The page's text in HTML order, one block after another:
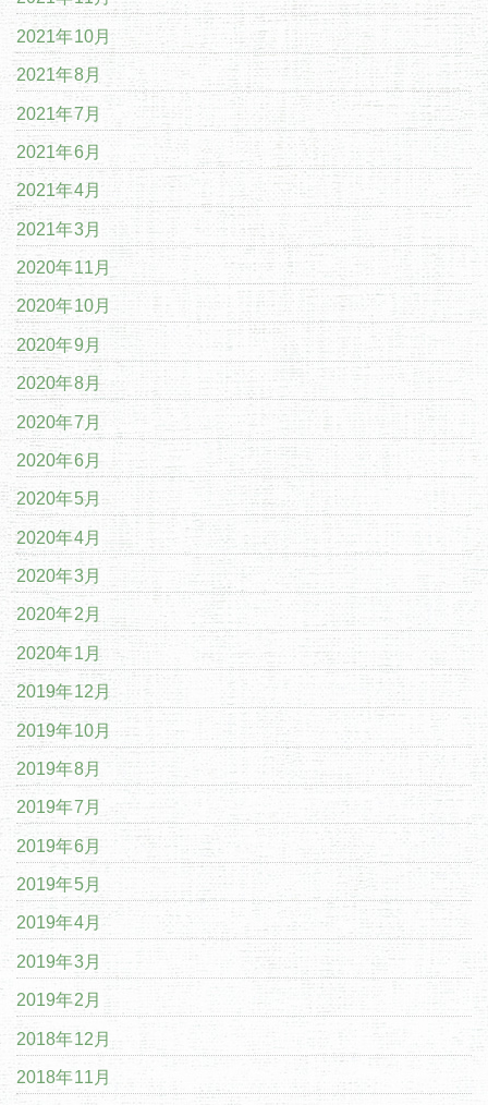
2021年10月
2021年8月
2021年7月
2021年6月
2021年4月
2021年3月
2020年11月
2020年10月
2020年9月
2020年8月
2020年7月
2020年6月
2020年5月
2020年4月
2020年3月
2020年2月
2020年1月
2019年12月
2019年10月
2019年8月
2019年7月
2019年6月
2019年5月
2019年4月
2019年3月
2019年2月
2018年12月
2018年11月